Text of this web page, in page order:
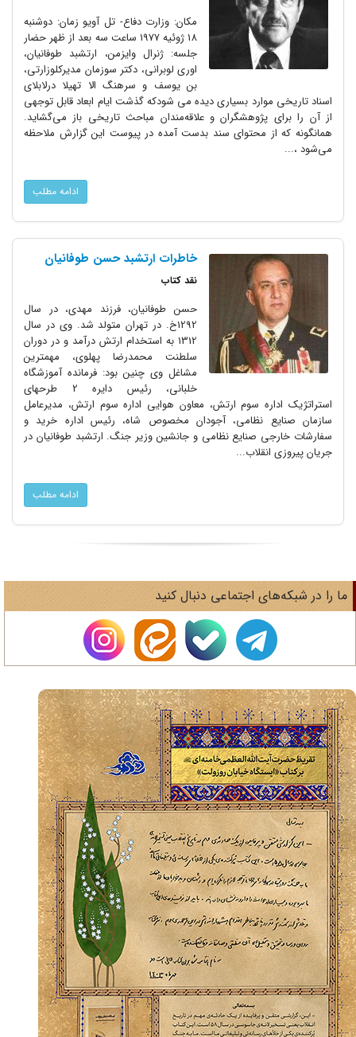
مکان: وزارت دفاع- تل آویو زمان: دوشنبه
18 ژوئیه 1977 ساعت سه بعد از ظهر حضار
جلسه: ژنرال وایزمن، ارتشبد طوفانیان،
اوری لوبرانی، دکتر سوزمان مدیرکلوزارتی،
بن یوسف و سرهنگ الا تهیلا درلابلای
اسناد تاریخی موارد بسیاری دیده می شودکه گذشت ایام ابعاد قابل توجهی
از آن را برای پژوهشگران و علاقه‌مندان مباحث تاریخی باز می‌گشاید.
همانگونه که از محتوای سند بدست آمده در پیوست این گزارش ملاحظه
می‌شود ،...
ادامه مطلب
خاطرات ارتشبد حسن طوفانیان
نقد كتاب
حسن طوفانیان، فرزند مهدی، در سال
1292خ. در تهران متولد شد. وی در سال
1312 به استخدام ارتش درآمد و در دوران
سلطنت محمدرضا پهلوی، مهمترین
مشاغل وی چنین بود: فرمانده آموزشگاه
خلبانی، رئیس دایره 2 طرحهای
استراتژیک اداره سوم ارتش، معاون هوایی اداره سوم ارتش، مدیرعامل
سازمان صنایع نظامی، آجودان مخصوص شاه، رئیس اداره خرید و
سفارشات خارجی صنایع نظامی و جانشین وزیر جنگ. ارتشبد طوفانیان در
جریان پیروزی انقلاب...
ادامه مطلب
را در شبکه‌های اجتماعی دنبال کنید